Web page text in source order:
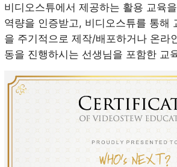
비디오스튜에서 제공하는 활용 교육
역량을 인증받고, 비디오스튜를 통해
을 주기적으로 제작/배포하거나 온라
동을 진행하시는 선생님을 포함한 교